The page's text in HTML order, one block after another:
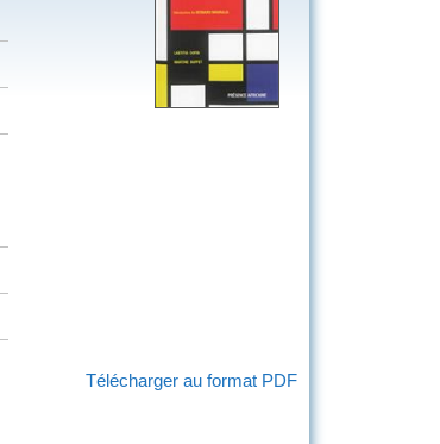
Télécharger au format PDF